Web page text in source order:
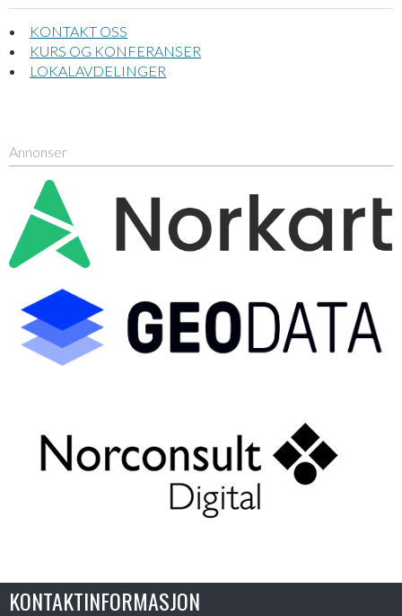
KONTAKT OSS
KURS OG KONFERANSER
LOKALAVDELINGER
Annonser
KONTAKTINFORMASJON